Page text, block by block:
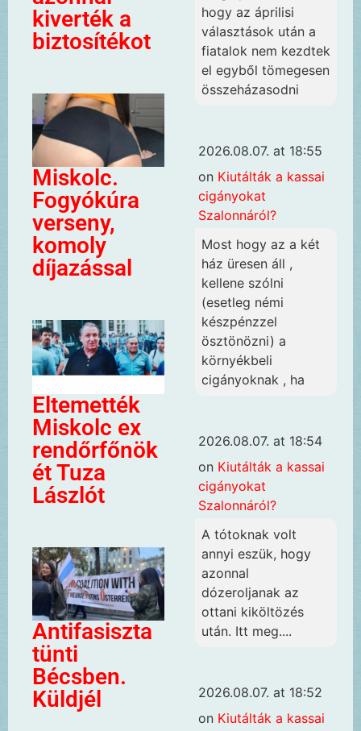
kiverték a
biztosítékot
Miskolc.
Fogyókúra
verseny,
komoly
díjazással
Eltemették
Miskolc ex
rendőrfőnök
ét Tuza
Lászlót
Antifasiszta
tünti
Bécsben.
Küldjél
hogy az áprilisi
választások után a
fiatalok nem kezdtek
el egyből tömegesen
összeházasodni
2026.08.07. at 18:55
on Kiutálták a kassai
cigányokat
Szalonnáról?
Most hogy az a két
ház üresen áll ,
kellene szólni
(esetleg némi
készpénzzel
ösztönözni) a
környékbeli
cigányoknak , ha
2026.08.07. at 18:54
on Kiutálták a kassai
cigányokat
Szalonnáról?
A tótoknak volt
annyi eszük, hogy
azonnal
dózeroljanak az
ottani kiköltözés
után. Itt meg....
2026.08.07. at 18:52
on Kiutálták a kassai